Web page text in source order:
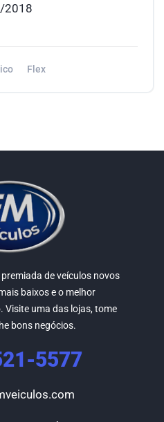
2018
Flex
de veículos novos
baixos e o melhor
uma das lojas, tome
bons negócios.
5577